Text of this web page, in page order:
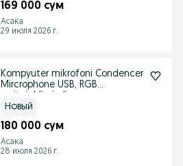
169 000 сум
Асака
29 июля 2026 г.
Kompyuter mikrofoni Condencer
Mircrophone USB, RGB
Новый
180 000 сум
Асака
28 июля 2026 г.